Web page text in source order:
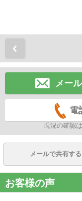
メー
電
現況の確認
メールで共有する
お客様の声